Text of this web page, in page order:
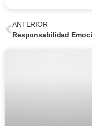
ANTERIOR